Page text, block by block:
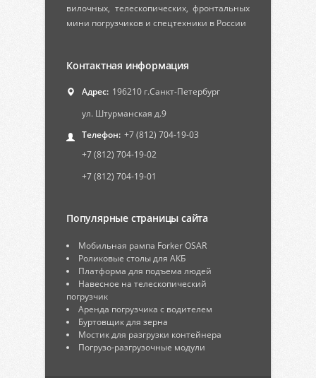
вилочных, телескопических, фронтальных
мини погрузчиков и спецтехники в России
Контактная информация
Адрес: 196210 г.Санкт-Петербург
ул. Штурманская д.9
Телефон: +7 (812) 704-19-03
+7 (812) 704-19-02
+7 (812) 704-19-01
Популярные страницы сайта
Мобильная рампа Forker OSAR
Роликовые столы для АКБ
Платформа для подъема людей
Навесное на телескопический
погрузчик
Аренда погрузчика с водителем
Буртовщик для зерна
Мостик для разгрузки контейнера
Погрузо-разгрузочные модули